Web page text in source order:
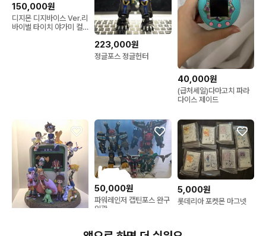
150,000원
디지몬 디지바이스 Ver.리
바이벌 타이치 야가미 컬
223,000원
정글포스 정글헌터
40,000원
(급처세일)다마고치 파라
다이스 제이드
50,000원
파워레인저 캡틴포스 완구
일괄
5,000원
롯데리아 포켓몬 마그넷